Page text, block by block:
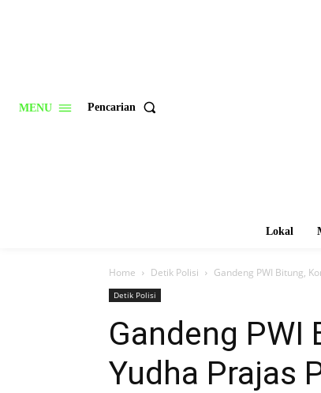
MENU Pencarian
Lokal
Home Detik Polisi Gandeng PWI Bitung,
Detik Polisi
Gandeng PWI
Yudha Prajas